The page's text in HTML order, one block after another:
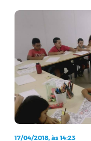
17/04/2018, às 14:23